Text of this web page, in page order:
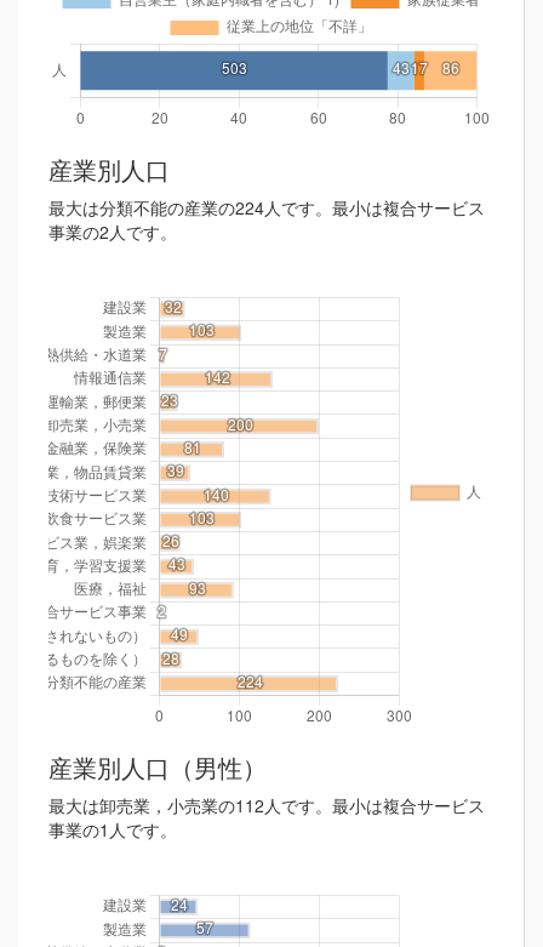
産業別人口
最大は分類不能の産業の224人です。最小は複合サービス
事業の2人です。
産業別人口（男性）
最大は卸売業，小売業の112人です。最小は複合サービス
事業の1人です。